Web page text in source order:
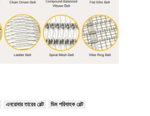
এনরোবার তারের বেল্ট ডিম পরিবাহক বেল্ট